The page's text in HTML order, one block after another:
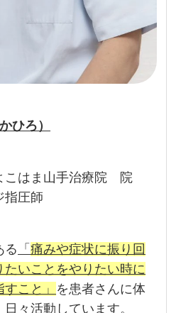
ひろ）
はま山手治療院 院
圧師
る 「痛みや症状に振り回
たいことをやりたい時に
こと」 を患者さんに体
々活動しています。